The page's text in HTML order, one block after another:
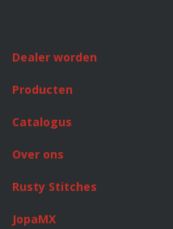
Dealer worden
Producten
Catalogus
Over ons
Rusty Stitches
JopaMX